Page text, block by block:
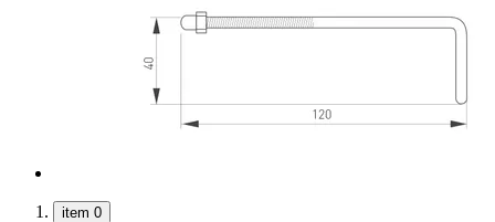
item 0